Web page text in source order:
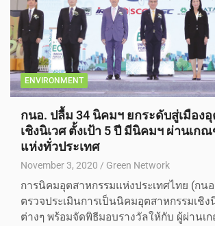
ENVIRONMENT
กนอ. ปลื้ม 34 นิคมฯ ยกระดับสู่เมือง
เชิงนิเวศ ตั้งเป้า 5 ปี มีนิคมฯ ผ่านเก
แห่งทั่วประเทศ
November 3, 2020 Green Network
การนิคมอุตสาหกรรมแห่งประเทศไทย (กนอ
ตรวจประเมินการเป็นนิคมอุตสาหกรรมเชิง
ต่างๆ พร้อมจัดพิธีมอบรางวัลให้กับ ผู้ผ่าน